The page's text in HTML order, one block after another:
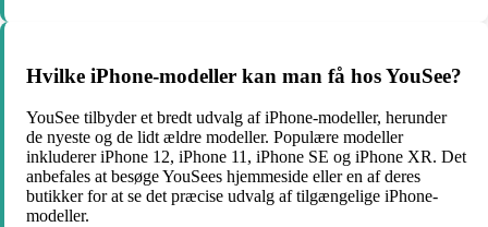
Hvilke iPhone-modeller kan man få hos YouSee?
YouSee tilbyder et bredt udvalg af iPhone-modeller, herunder
de nyeste og de lidt ældre modeller. Populære modeller
inkluderer iPhone 12, iPhone 11, iPhone SE og iPhone XR. Det
anbefales at besøge YouSees hjemmeside eller en af deres
butikker for at se det præcise udvalg af tilgængelige iPhone-
modeller.